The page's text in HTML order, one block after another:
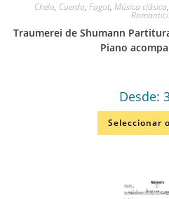
Chelo, Cuerda, Fagot, Música clásica,
Traumerei de Shumann
Piano
Desde:
Seleccionar